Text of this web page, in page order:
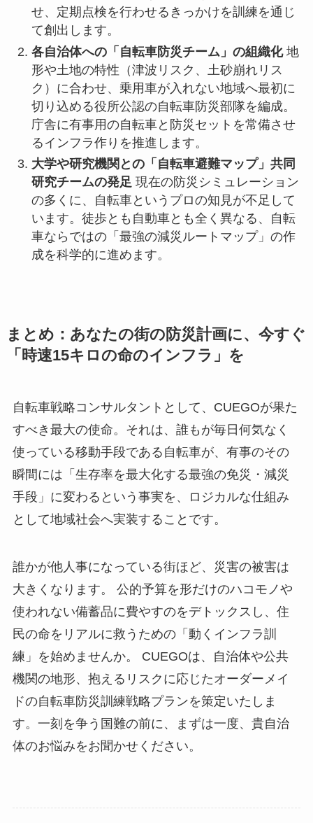
せ、定期点検を行わせるきっかけを訓練を通じ
て創出します。
各自治体への「自転車防災チーム」の組織化地
形や土地の特性（津波リスク、土砂崩れリス
ク）に合わせ、乗用車が入れない地域へ最初に
切り込める役所公認の自転車防災部隊を編成。
庁舎に有事用の自転車と防災セットを常備させ
るインフラ作りを推進します。
大学や研究機関との「自転車避難マップ」共同
研究チームの発足現在の防災シミュレーション
の多くに、自転車というプロの知見が不足して
います。徒歩とも自動車とも全く異なる、自転
車ならではの「最強の減災ルートマップ」の作
成を科学的に進めます。
まとめ：あなたの街の防災計画に、今すぐ
「時速15キロの命のインフラ」を
自転車戦略コンサルタントとして、CUEGOが果た
すべき最大の使命。それは、誰もが毎日何気なく
使っている移動手段である自転車が、有事のその
瞬間には「生存率を最大化する最強の免災・減災
手段」に変わるという事実を、ロジカルな仕組み
として地域社会へ実装することです。
誰かが他人事になっている街ほど、災害の被害は
大きくなります。 公的予算を形だけのハコモノや
使われない備蓄品に費やすのをデトックスし、住
民の命をリアルに救うための「動くインフラ訓
練」を始めませんか。 CUEGOは、自治体や公共
機関の地形、抱えるリスクに応じたオーダーメイ
ドの自転車防災訓練戦略プランを策定いたしま
す。一刻を争う国難の前に、まずは一度、貴自治
体のお悩みをお聞かせください。